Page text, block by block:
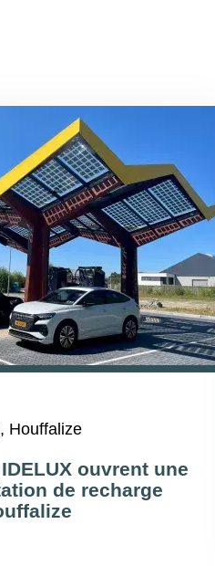
, Houffalize
ouvrent une
de recharge